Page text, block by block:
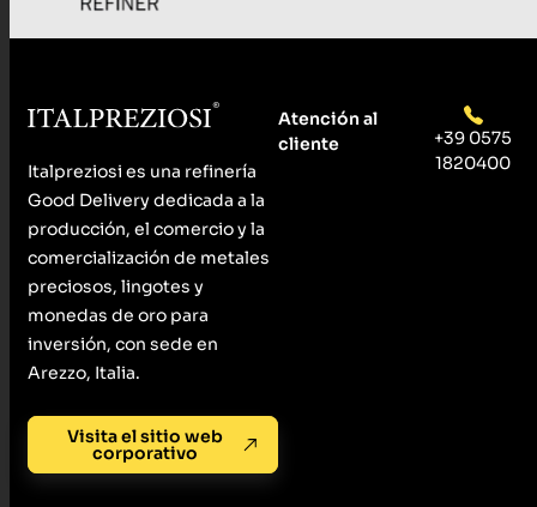
Italpreziosi es una refinería
Good Delivery dedicada a la
producción, el comercio y la
comercialización de metales
preciosos, lingotes y
monedas de oro para
inversión, con sede en
Arezzo, Italia.
Visita el sitio web
corporativo
Atención al
cliente
+39 0575
1820400